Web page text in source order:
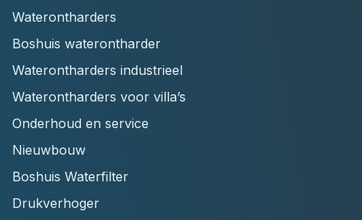
Waterontharders
Boshuis waterontharder
Waterontharders industrieel
Waterontharders voor villa’s
Onderhoud en service
Nieuwbouw
Boshuis Waterfilter
Drukverhoger